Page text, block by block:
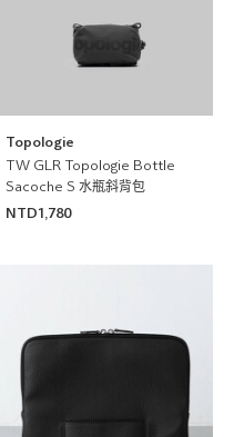
Topologie
TW GLR Topologie Bottle
Sacoche S 水瓶斜背包
NTD1,780